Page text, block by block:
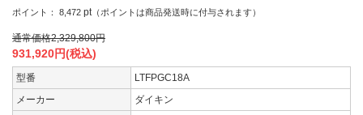
ポイント： 8,472 pt （ポイントは商品発送時に付与されます）
通常価格2,329,800円
931,920円(税込)
型番
LTFPGC18A
メーカー
ダイキン